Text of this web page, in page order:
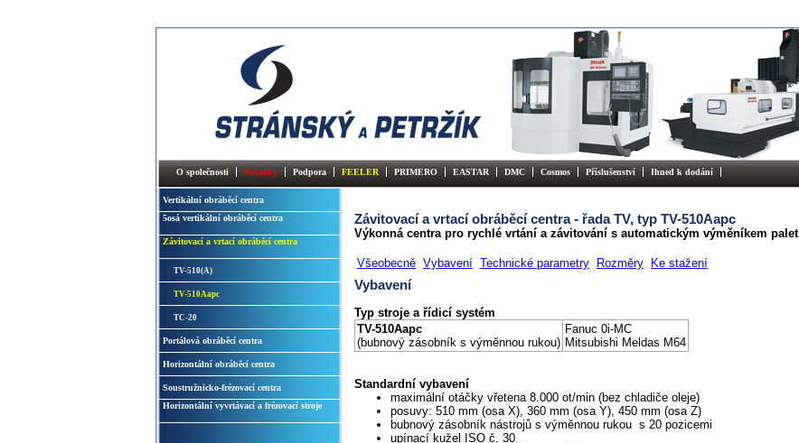
O společnosti Novinky Podpora FEELER PRIMERO EASTAR DMC Cosmos Příslušenství Ihned k dodání
Vertikální obráběcí centra
5osá vertikální obráběcí centra
Závitovací a vrtací obráběcí centra
TV-510(A)
TV-510Aapc
TC-20
Portálová obráběcí centra
Horizontální obráběcí centra
Soustružnicko-frézovací centra
Horizontální vyvrtávací a frézovací stroje
Závitovací a vrtací obráběcí centra - řada TV, typ TV-510Aapc
Výkonná centra pro rychlé vrtání a závitování s automatickým výměníkem palet
Všeobecně Vybavení Technické parametry Rozměry Ke stažení
Vybavení
Typ stroje a řídicí systém
TV-510Aapc
(bubnový zásobník s výměnnou rukou)
Fanuc 0i-MC
Mitsubishi Meldas M64
Standardní vybavení
maximální otáčky vřetena 8.000 ot/min (bez chladiče oleje)
posuvy: 510 mm (osa X), 360 mm (osa Y), 450 mm (osa Z)
bubnový zásobník nástrojů s výměnnou rukou s 20 pozicemi
upínací kužel ISO č. 30